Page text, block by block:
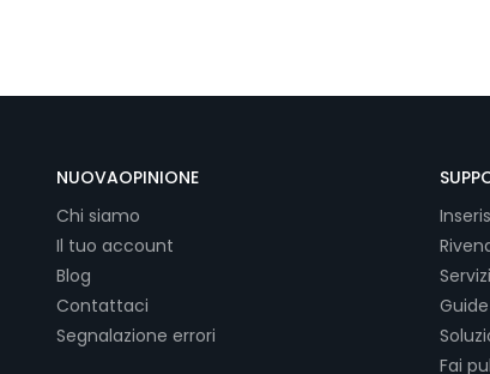
NUOVAOPINIONE
Chi siamo
Il tuo account
Blog
Contattaci
Segnalazione errori
Fai